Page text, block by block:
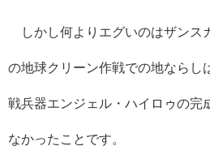
しかし何よりエグいのはザンス
の地球クリーン作戦での地ならし
戦兵器エンジェル・ハイロゥの完
なかったことです。